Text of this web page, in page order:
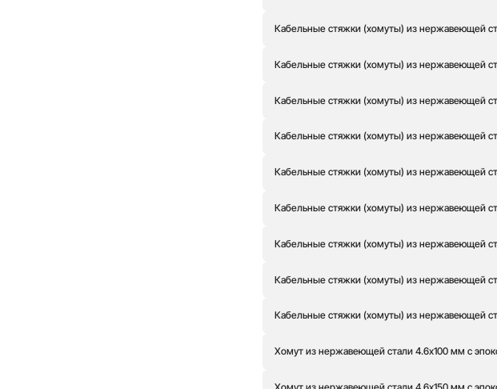
Кабельные стяжки (хомуты) из нержавеющей
Кабельные стяжки (хомуты) из нержавеющей
Кабельные стяжки (хомуты) из нержавеющей
Кабельные стяжки (хомуты) из нержавеющей
Кабельные стяжки (хомуты) из нержавеющей
Кабельные стяжки (хомуты) из нержавеющей
Кабельные стяжки (хомуты) из нержавеющей
Кабельные стяжки (хомуты) из нержавеющей
Кабельные стяжки (хомуты) из нержавеющей
Хомут из нержавеющей стали 4.6x100 мм с